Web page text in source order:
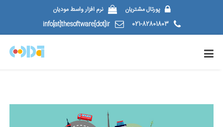
پورتال مشتریان
نرم افزار واسط مودیان
021-82801803
info[at]thesoftware[dot]ir